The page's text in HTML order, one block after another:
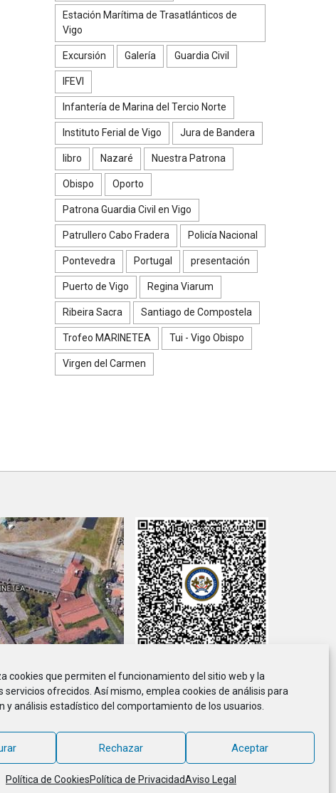
cookies que permiten el funcionamiento del sitio web y la
servicios ofrecidos. Así mismo, emplea cookies de análisis para
y análisis estadístico del comportamiento de los usuarios.
Aceptar
Rechazar
Política de CookiesPolítica de PrivacidadAviso Legal
Estación Marítima de Trasatlánticos de
Vigo
Excursión Galería Guardia Civil
IFEVI
Infantería de Marina del Tercio Norte
Instituto Ferial de Vigo Jura de Bandera
libro Nazaré Nuestra Patrona
Obispo Oporto
Patrona Guardia Civil en Vigo
Patrullero Cabo Fradera Policía Nacional
Pontevedra Portugal presentación
Puerto de Vigo Regina Viarum
Ribeira Sacra Santiago de Compostela
Trofeo MARINETEA Tui - Vigo Obispo
Virgen del Carmen
Aviso Legal Política de Privacidad Política de Cookies
Asociación de Marineros de la E.T.E.A. y Armada, CIF G-36.916.328